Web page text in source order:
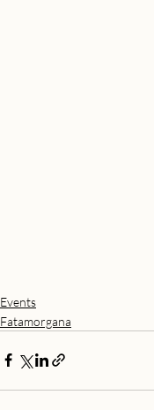
Events
Fatamorgana